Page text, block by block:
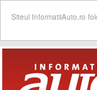
Siteul InformatiiAuto.ro